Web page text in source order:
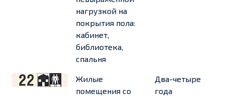
нагрузкой на
покрытия пола:
кабинет,
библиотека,
спальня
Жилые
помещения со
Два-четыре
года